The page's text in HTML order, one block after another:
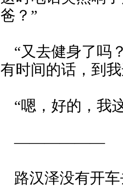
爸？”
“又去健身了吗
有时间的话，到
“嗯，好的，我
——————
路汉泽没有开